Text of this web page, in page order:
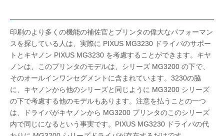
印刷のより多くの機能の補佐官とプリンタの偉大なパフォーマン
スを探している人は、実際に PIXUS MG3230 ドライバのサポー
トとキヤノン PIXUS MG3230 を考慮することができます。キヤ
ノンは、このプリンタのモデルは、シリーズ MG3200 の下で、
そのオールインワンセグメントに含まれています。3230の脇
に、キヤノンから他のシリーズと同じように MG3200 シリーズ
の下で考慮する他のモデルもあります。注意を払うことの一つ
は、ドライバがキヤノンから MG3200 プリンタのこのシリーズ
内で同じになるという事実です。PIXUS MG3230 ドライバの代